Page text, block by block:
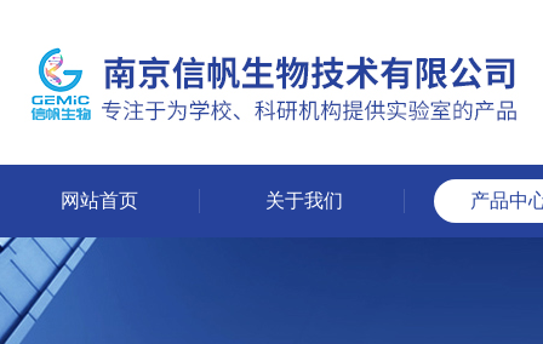
网站首页 关于我们 产品中